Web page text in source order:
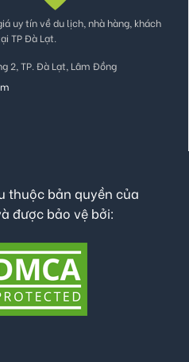
uy tín về du lịch, nhà hàng, khách
TP Đà Lạt.
2, TP. Đà Lạt, Lâm Đồng
thuộc bản quyền của
được bảo vệ bởi: